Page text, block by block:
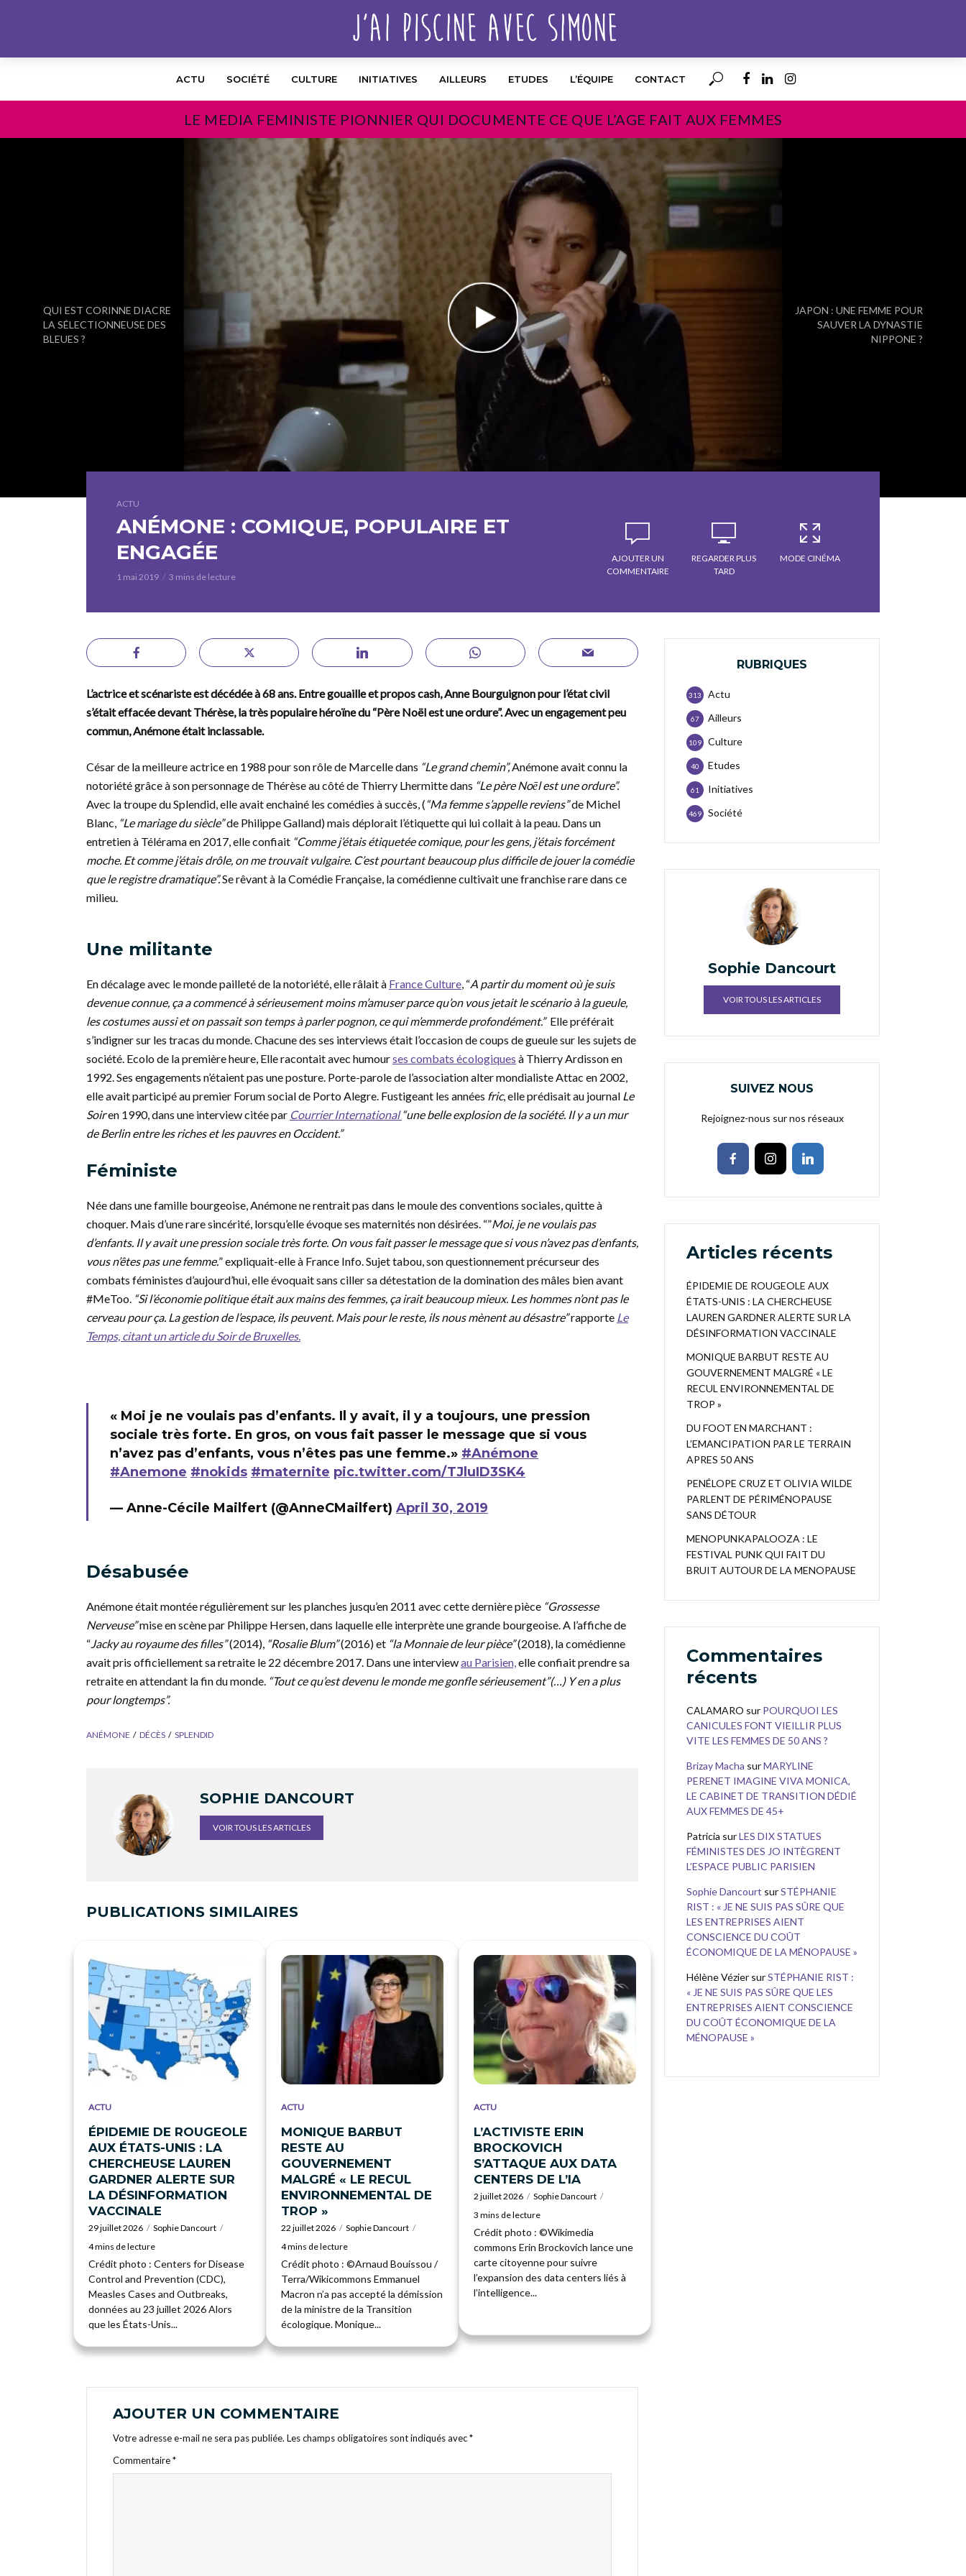
ACTU SOCIÉTÉ CULTURE INITIATIVES AILLEURS ETUDES L’ÉQUIPE CONTACT
LE MEDIA FEMINISTE PIONNIER QUI DOCUMENTE CE QUE L’AGE FAIT AUX FEMMES
QUI EST CORINNE DIACRE
LA SÉLECTIONNEUSE DES
BLEUES ?
JAPON : UNE FEMME POUR
SAUVER LA DYNASTIE
NIPPONE ?
ACTU
ANÉMONE : COMIQUE, POPULAIRE ET
ENGAGÉE
1 mai 2019 3 mins de lecture
AJOUTER UN
COMMENTAIRE
REGARDER PLUS
TARD
MODE CINÉMA
L’actrice et scénariste est décédée à 68 ans. Entre gouaille et propos cash, Anne Bourguignon pour l’état civil
s’était effacée devant Thérèse, la très populaire héroïne du “Père Noël est une ordure”. Avec un engagement peu
commun, Anémone était inclassable.
César de la meilleure actrice en 1988 pour son rôle de Marcelle dans “Le grand chemin”,Anémone avait connu la
notoriété grâce à son personnage de Thérèse au côté de Thierry Lhermitte dans “Le père Noēl est une ordure”.
Avec la troupe du Splendid, elle avait enchainé les comédies à succès, (“Ma femme s’appelle reviens”de Michel
Blanc, “Le mariage du siècle”de Philippe Galland) mais déplorait l’étiquette qui lui collait à la peau. Dans un
entretien à Télérama en 2017, elle confiait “Comme j’étais étiquetée comique, pour les gens, j’étais forcément
moche. Et comme j’étais drôle, on me trouvait vulgaire. C’est pourtant beaucoup plus difficile de jouer la comédie
que le registre dramatique”.Se rêvant à la Comédie Française, la comédienne cultivait une franchise rare dans ce
milieu.
Une militante
En décalage avec le monde pailleté de la notoriété, elle râlait à France Culture, “A partir du moment où je suis
devenue connue, ça a commencé à sérieusement moins m’amuser parce qu’on vous jetait le scénario à la gueule,
les costumes aussi et on passait son temps à parler pognon, ce qui m’emmerde profondément.” Elle préférait
s’indigner sur les tracas du monde. Chacune des ses interviews était l’occasion de coups de gueule sur les sujets de
société. Ecolo de la première heure, Elle racontait avec humourses combats écologiques à Thierry Ardisson en
1992. Ses engagements n’étaient pas une posture. Porte-parole de l’association alter mondialiste Attac en 2002,
elle avait participé au premier Forum social de Porto Alegre. Fustigeant les années fric, elle prédisait au journal Le
Soiren 1990, dans une interview citée par Courrier International“une belle explosion de la société. Il y a un mur
de Berlin entre les riches et les pauvres en Occident.”
Féministe
Née dans une famille bourgeoise, Anémone ne rentrait pas dans le moule des conventions sociales, quitte à
choquer. Mais d’une rare sincérité, lorsqu’elle évoque ses maternités non désirées. “”Moi, je ne voulais pas
d’enfants. Il y avait une pression sociale très forte. On vous fait passer le message que si vous n’avez pas d’enfants,
vous n’êtes pas une femme.” expliquait-elle à France Info. Sujet tabou, son questionnement précurseur des
combats féministes d’aujourd’hui, elle évoquait sans ciller sa détestation de la domination des mâles bien avant
#MeToo. “Si l’économie politique était aux mains des femmes, ça irait beaucoup mieux. Les hommes n’ont pas le
cerveau pour ça. La gestion de l’espace, ils peuvent. Mais pour le reste, ils nous mènent au désastre”rapporte Le
Temps, citant un article du Soir de Bruxelles.
« Moi je ne voulais pas d’enfants. Il y avait, il y a toujours, une pression
sociale très forte. En gros, on vous fait passer le message que si vous
n’avez pas d’enfants, vous n’êtes pas une femme.» #Anémone
#Anemone #nokids #maternite pic.twitter.com/TJluID3SK4
— Anne-Cécile Mailfert (@AnneCMailfert) April 30, 2019
Désabusée
Anémone était montée régulièrement sur les planches jusqu’en 2011 avec cette dernière pièce “Grossesse
Nerveuse”mise en scène par Philippe Hersen, dans laquelle elle interprète une grande bourgeoise. A l’affiche de
“Jacky au royaume des filles”(2014), “Rosalie Blum”(2016) et “la Monnaie de leur pièce”(2018), la comédienne
avait pris officiellement sa retraite le 22 décembre 2017. Dans une interviewau Parisien,elle confiait prendre sa
retraite en attendant la fin du monde. “Tout ce qu’est devenu le monde me gonfle sérieusement”(…) Y en a plus
pour longtemps”.
ANÉMONE DÉCÈS SPLENDID
SOPHIE DANCOURT
VOIR TOUS LES ARTICLES
PUBLICATIONS SIMILAIRES
ACTU
ÉPIDEMIE DE ROUGEOLE
AUX ÉTATS-UNIS : LA
CHERCHEUSE LAUREN
GARDNER ALERTE SUR
LA DÉSINFORMATION
VACCINALE
29 juillet 2026
Sophie Dancourt
4 mins de lecture
Crédit photo : Centers for Disease
Control and Prevention (CDC),
Measles Cases and Outbreaks,
données au 23 juillet 2026 Alors
que les États-Unis...
ACTU
MONIQUE BARBUT
RESTE AU
GOUVERNEMENT
MALGRÉ « LE RECUL
ENVIRONNEMENTAL DE
TROP »
22 juillet 2026
Sophie Dancourt
4 mins de lecture
Crédit photo : ©Arnaud Bouissou /
Terra/Wikicommons Emmanuel
Macron n’a pas accepté la démission
de la ministre de la Transition
écologique. Monique...
ACTU
L’ACTIVISTE ERIN
BROCKOVICH
S’ATTAQUE AUX DATA
CENTERS DE L’IA
2 juillet 2026
Sophie Dancourt
3 mins de lecture
Crédit photo : ©Wikimedia
commons Erin Brockovich lance une
carte citoyenne pour suivre
l’expansion des data centers liés à
l’intelligence...
AJOUTER UN COMMENTAIRE
Votre adresse e-mail ne sera pas publiée. Les champs obligatoires sont indiqués avec*
Commentaire*
RUBRIQUES
Actu
313
Ailleurs
67
Culture
109
Etudes
40
Initiatives
61
Société
469
Sophie Dancourt
VOIR TOUS LES ARTICLES
SUIVEZ NOUS
Rejoignez-nous sur nos réseaux
Articles récents
ÉPIDEMIE DE ROUGEOLE AUX
ÉTATS-UNIS : LA CHERCHEUSE
LAUREN GARDNER ALERTE SUR LA
DÉSINFORMATION VACCINALE
MONIQUE BARBUT RESTE AU
GOUVERNEMENT MALGRÉ « LE
RECUL ENVIRONNEMENTAL DE
TROP »
DU FOOT EN MARCHANT :
L’EMANCIPATION PAR LE TERRAIN
APRES 50 ANS
PENÉLOPE CRUZ ET OLIVIA WILDE
PARLENT DE PÉRIMÉNOPAUSE
SANS DÉTOUR
MENOPUNKAPALOOZA : LE
FESTIVAL PUNK QUI FAIT DU
BRUIT AUTOUR DE LA MENOPAUSE
Commentaires
récents
CALAMARO sur POURQUOI LES
CANICULES FONT VIEILLIR PLUS
VITE LES FEMMES DE 50 ANS ?
Brizay Macha surMARYLINE
PERENET IMAGINE VIVA MONICA,
LE CABINET DE TRANSITION DÉDIÉ
AUX FEMMES DE 45+
Patricia surLES DIX STATUES
FÉMINISTES DES JO INTÈGRENT
L’ESPACE PUBLIC PARISIEN
Sophie Dancourt surSTÉPHANIE
RIST : « JE NE SUIS PAS SÛRE QUE
LES ENTREPRISES AIENT
CONSCIENCE DU COÛT
ÉCONOMIQUE DE LA MÉNOPAUSE »
Hélène Vézier surSTÉPHANIE RIST :
« JE NE SUIS PAS SÛRE QUE LES
ENTREPRISES AIENT CONSCIENCE
DU COÛT ÉCONOMIQUE DE LA
MÉNOPAUSE »